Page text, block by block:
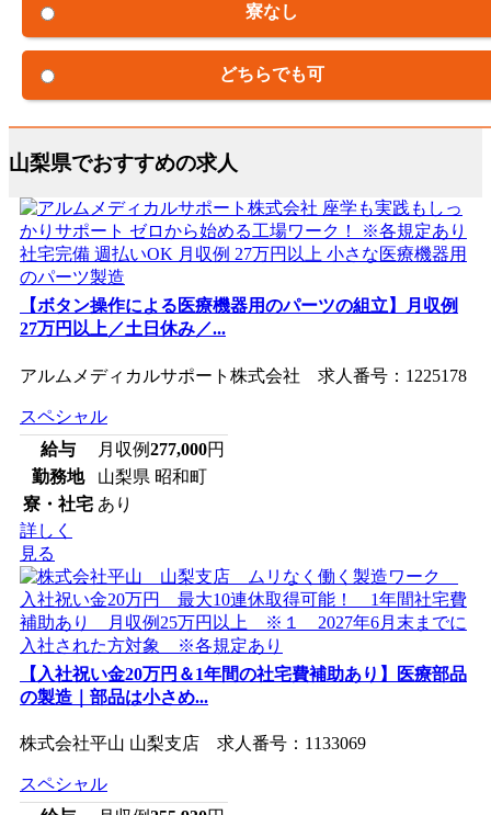
寮なし
どちらでも可
山梨県でおすすめの求人
【ボタン操作による医療機器用のパーツの組立】月収例
27万円以上／土日休み／...
アルムメディカルサポート株式会社 求人番号：1225178
スペシャル
給与
月収例277,000円
勤務地
山梨県 昭和町
寮・社宅 あり
詳しく
見る
【入社祝い金20万円＆1年間の社宅費補助あり】医療部品
の製造｜部品は小さめ...
株式会社平山 山梨支店 求人番号：1133069
スペシャル